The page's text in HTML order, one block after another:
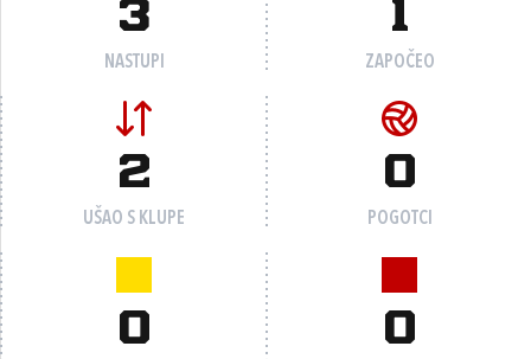
3
NASTUPI
1
ZAPOČEO
2
UŠAO S KLUPE
0
POGOTCI
0 0